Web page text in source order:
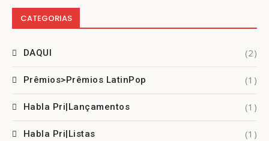
CATEGORIAS
DAQUI (2)
Prêmios>Prêmios LatinPop (1)
Habla Pri|Lançamentos (1)
Habla Pri|Listas (1)